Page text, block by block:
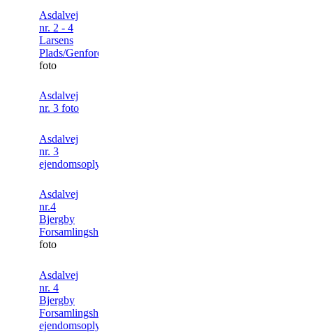
Asdalvej
nr. 2 - 4
Larsens
Plads/Genforeningsplads
foto
Asdalvej
nr. 3 foto
Asdalvej
nr. 3
ejendomsoplysninger
Asdalvej
nr.4
Bjergby
Forsamlingshus
foto
Asdalvej
nr. 4
Bjergby
Forsamlingshus.
ejendomsoplysning